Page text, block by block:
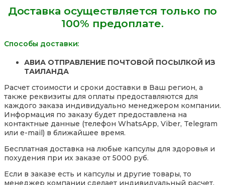
Медь
системы,
сердца,
костей
стресса
Доставка осуществляется только по
100% предоплате.
Способы доставки:
АВИА ОТПРАВЛЕНИЕ ПОЧТОВОЙ ПОСЫЛКОЙ ИЗ
ТАИЛАНДА
Расчет стоимости и сроки доставки в Ваш регион, а
также реквизиты для оплаты предоставляются для
каждого заказа индивидуально менеджером компании.
Информация по заказу будет предоставлена на
контактные данные (телефон WhatsApp, Viber, Telegram
или e-mail) в ближайшее время.
Бесплатная доставка на любые капсулы для здоровья и
похудения при их заказе от 5000 руб.
Если в заказе есть и капсулы и другие товары, то
менеджер компании сделает индивидуальный расчет.